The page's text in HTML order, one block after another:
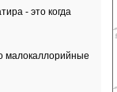
- это когда
малокаллорийные